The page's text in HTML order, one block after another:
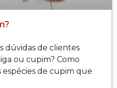
dúvidas de clientes
ou cupim? Como
espécies de cupim que